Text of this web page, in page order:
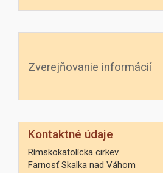
Zverejňovanie informácií
Kontaktné údaje
Rímskokatolícka cirkev
Farnosť Skalka nad Váhom